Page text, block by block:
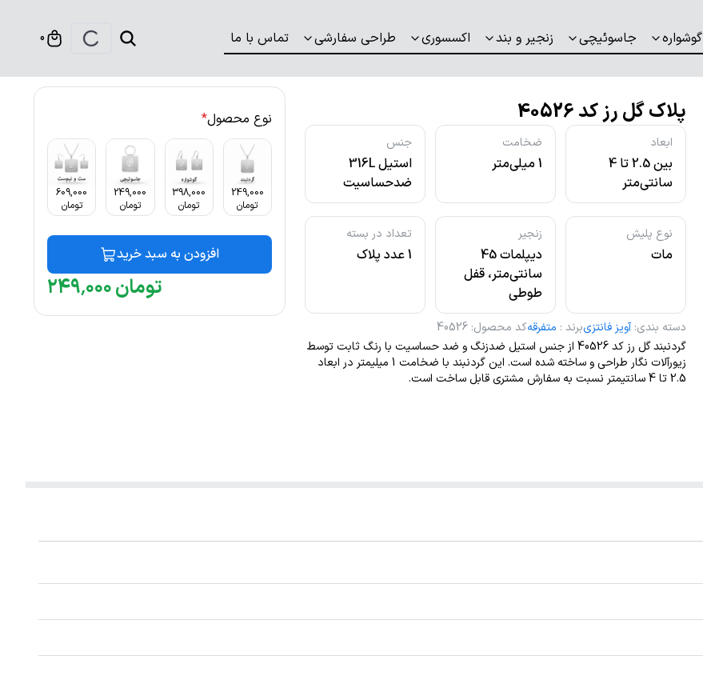
گوشواره جاسوئیچی زنجیر و بند اکسسوری طراحی سفارشی تماس با ما 0
پلاک گل رز کد 40526
ابعاد
بین 2.5 تا 4
سانتی‌متر
ضخامت
1 میلی‌متر
جنس
استیل 316L
ضدحساسیت
نوع پلیش
مات
زنجیر
دیپلمات 45
سانتی‌متر، قفل
طوطی
تعداد در بسته
1 عدد پلاک
دسته بندی: آویز فانتزیبرند : متفرقهکد محصول:
40526
گردنبند گل رز کد 40526 از جنس استیل ضدزنگ و ضد حساسیت با رنگ ثابت توسط
زیورآلات نگار طراحی و ساخته شده است. این گردنبند با ضخامت 1 میلیمتر در ابعاد
2.5 تا 4 سانتیمتر نسبت به سفارش مشتری قابل ساخت است.
نوع محصول*
249,000
تومان
398,000
تومان
249,000
تومان
609,000
تومان
افزودن به سبد خرید
۲۴۹٬۰۰۰تومان